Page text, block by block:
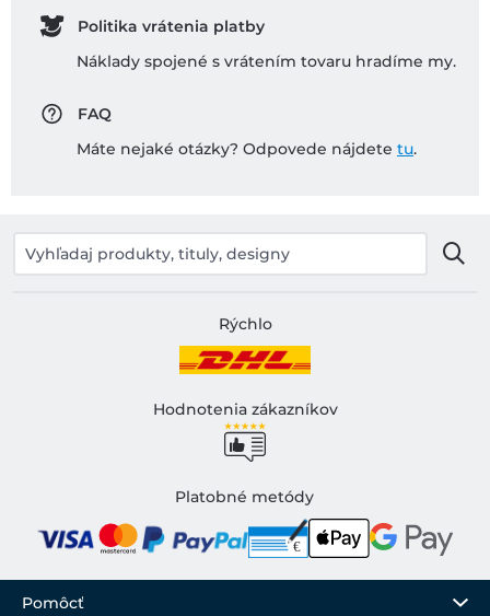
Politika vrátenia platby
Náklady spojené s vrátením tovaru hradíme my.
FAQ
Máte nejaké otázky? Odpovede nájdete tu.
Rýchlo
Hodnotenia zákazníkov
Platobné metódy
Pomôcť